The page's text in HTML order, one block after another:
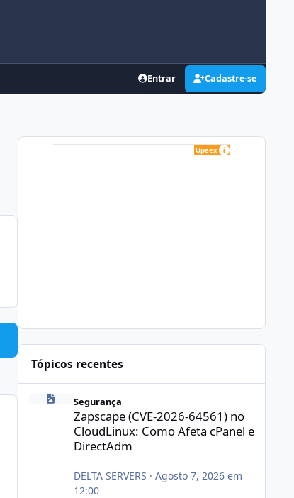
Entrar Cadastre-se
Tópicos recentes
Zapscape (CVE-2026-64561) no CloudLinux: Como Afeta
Segurança
Zapscape (CVE-2026-64561) no
CloudLinux: Como Afeta cPanel e
DirectAdm
DELTA SERVERS · Agosto 7, 2026 em
12:00